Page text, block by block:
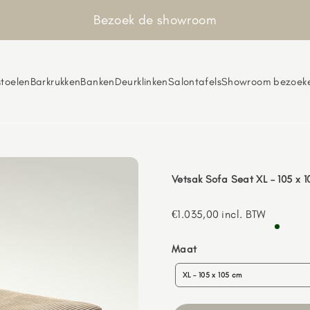
Bezoek de showroom
BarkrukkenBankenDeurklinkenSalontafelsShowroom
Vetsak Sofa Seat XL – 105 x
Aanbiedingsprijs
€1.035,00 incl. BTW
MaatMaat
XL – 105 x 105 cm